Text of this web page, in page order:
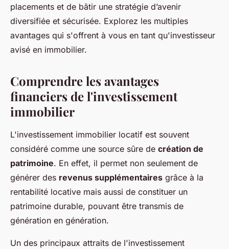
placements et de bâtir une stratégie d’avenir
diversifiée et sécurisée. Explorez les multiples
avantages qui s'offrent à vous en tant qu'investisseur
avisé en immobilier.
Comprendre les avantages
financiers de l'investissement
immobilier
L'investissement immobilier locatif est souvent
considéré comme une source sûre de création de
patrimoine. En effet, il permet non seulement de
générer des revenus supplémentaires grâce à la
rentabilité locative mais aussi de constituer un
patrimoine durable, pouvant être transmis de
génération en génération.
Un des principaux attraits de l'investissement